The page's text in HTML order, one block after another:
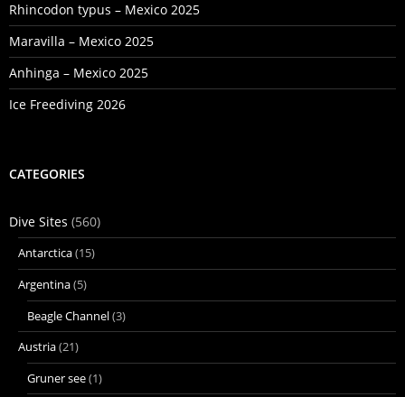
Rhincodon typus – Mexico 2025
Maravilla – Mexico 2025
Anhinga – Mexico 2025
Ice Freediving 2026
CATEGORIES
Dive Sites (560)
Antarctica(15)
Argentina(5)
Beagle Channel(3)
Austria(21)
Gruner see(1)